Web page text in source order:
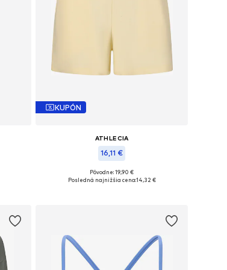
KUPÓN
ATHLECIA
16,11 €
Dostupné veľkosti: S-M, M-L
Pôvodne: 19,90 €
Posledná najnižšia cena:14,32 €